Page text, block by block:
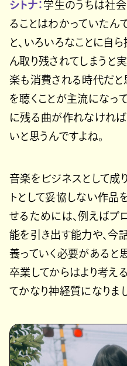
シトナ： 学生のうちは社
ることはわかっていたん
と、いろいろなことに自
ん取り残されてしまうと
楽も消費される時代だと
を聴くことが主流になっ
に残る曲が作れなけれ
いと思うんですよね。
音楽をビジネスとして成
トとして妥協しない作品
せるためには、例えばプ
能を引き出す能力や、今
養っていく必要があると思
卒業してからはより考え
てかなり神経質になりまし